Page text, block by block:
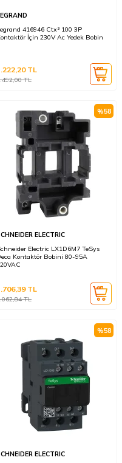
416946 Ctx³ 100 3P
İçin 230V Ac Yedek Bobin
TL
TL
%58
ELECTRIC
Electric LX1D6M7 TeSys
Kontaktör Bobini 80-95A
TL
TL
%58
ELECTRIC